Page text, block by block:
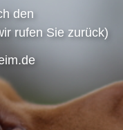
den
rufen Sie zurück)